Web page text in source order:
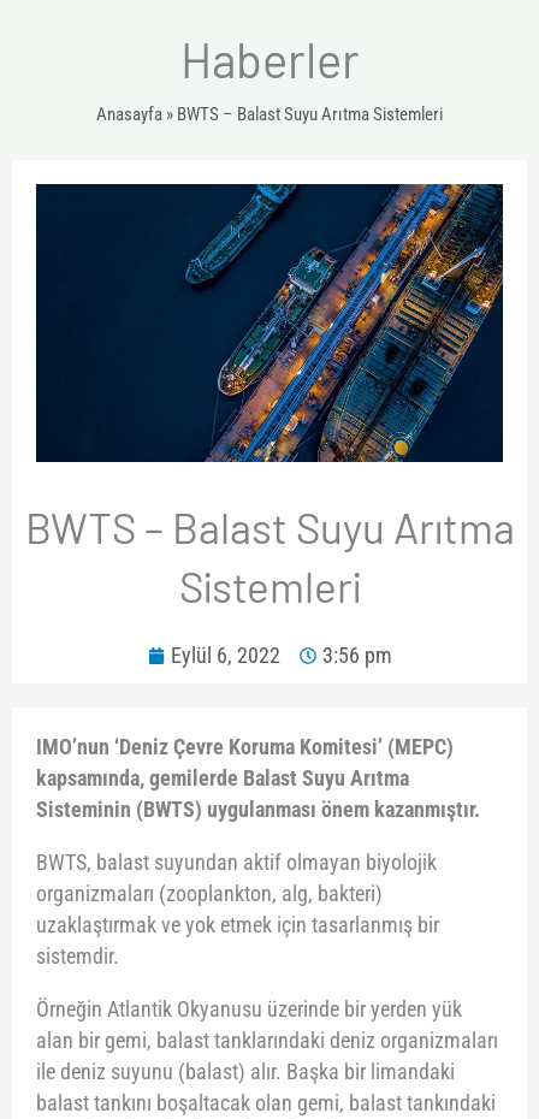
Haberler
Anasayfa » BWTS – Balast Suyu Arıtma Sistemleri
BWTS – Balast Suyu Arıtma
Sistemleri
Eylül 6, 2022 3:56 pm
IMO’nun ‘Deniz Çevre Koruma Komitesi’ (MEPC)
kapsamında, gemilerde Balast Suyu Arıtma
Sisteminin (BWTS) uygulanması önem kazanmıştır.
BWTS, balast suyundan aktif olmayan biyolojik
organizmaları (zooplankton, alg, bakteri)
uzaklaştırmak ve yok etmek için tasarlanmış bir
sistemdir.
Örneğin Atlantik Okyanusu üzerinde bir yerden yük
alan bir gemi, balast tanklarındaki deniz organizmaları
ile deniz suyunu (balast) alır. Başka bir limandaki
balast tankını boşaltacak olan gemi, balast tankındaki